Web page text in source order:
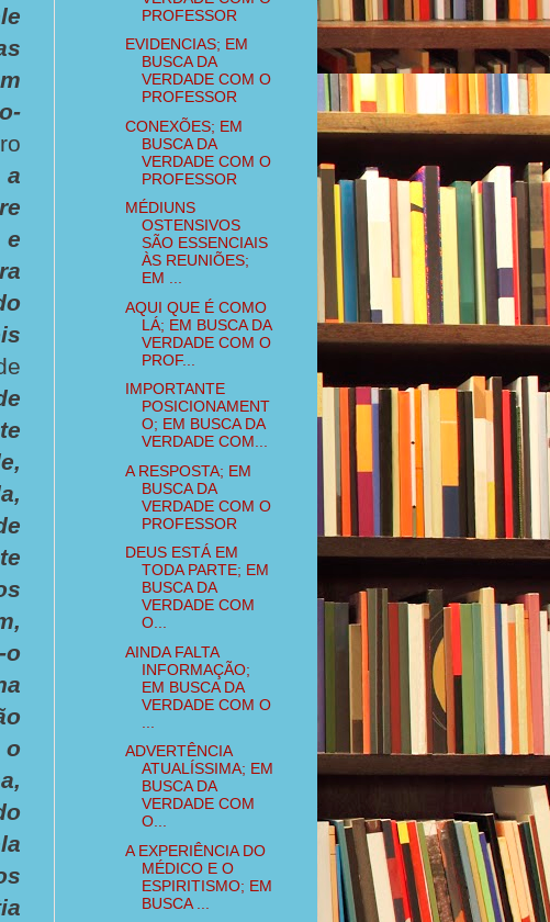
a
o
o
PROFESSOR
EVIDENCIAS; EM
BUSCA DA
VERDADE COM O
PROFESSOR
CONEXÕES; EM
BUSCA DA
VERDADE COM O
PROFESSOR
MÉDIUNS
OSTENSIVOS
SÃO ESSENCIAIS
ÀS REUNIÕES;
EM ...
AQUI QUE É COMO
LÁ; EM BUSCA DA
VERDADE COM O
PROF...
IMPORTANTE
POSICIONAMENT
O; EM BUSCA DA
VERDADE COM...
A RESPOSTA; EM
BUSCA DA
VERDADE COM O
PROFESSOR
DEUS ESTÁ EM
TODA PARTE; EM
BUSCA DA
VERDADE COM
O...
AINDA FALTA
INFORMAÇÃO;
EM BUSCA DA
VERDADE COM O
ADVERTÊNCIA
ATUALÍSSIMA; EM
BUSCA DA
VERDADE COM
O...
A EXPERIÊNCIA DO
MÉDICO E O
ESPIRITISMO; EM
BUSCA ...